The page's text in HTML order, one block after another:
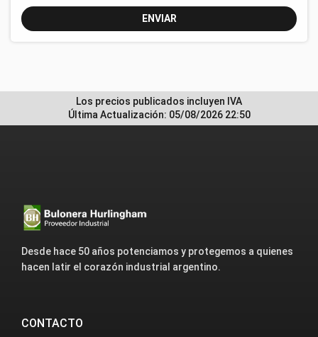
ENVIAR
Los precios publicados incluyen IVA
Última Actualización: 05/08/2026 22:50
Desde hace 50 años potenciamos y protegemos a quienes
hacen latir el corazón industrial argentino.
CONTACTO